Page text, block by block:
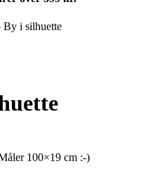
By i silhuette
100×19 cm :-)